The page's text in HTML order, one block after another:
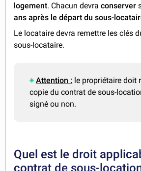
logement. Chacun devraconserver
ans après le départ du sous-
Le locataire devra remettre les clés
sous-locataire.
Attention : le propriétaire doit
copie du contrat de sous-
signé ou non.
Quel est le droit